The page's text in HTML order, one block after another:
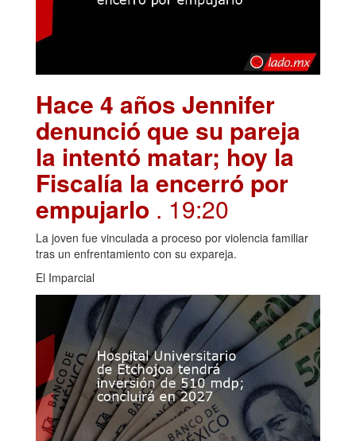
Hace 4 años Jennifer
denunció que su pareja
la intentó matar; hoy la
Fiscalía la encerró por
empujarlo . 19:20
La joven fue vinculada a proceso por violencia familiar
tras un enfrentamiento con su expareja.
El Imparcial